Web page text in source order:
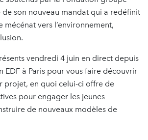
de son nouveau mandat qui a redéfinit
mécénat vers l’environnement,
vendredi 4 juin en direct depuis
EDF à Paris pour vous faire découvrir
projet, en quoi celui-ci offre de
pour engager les jeunes
de nouveaux modèles de